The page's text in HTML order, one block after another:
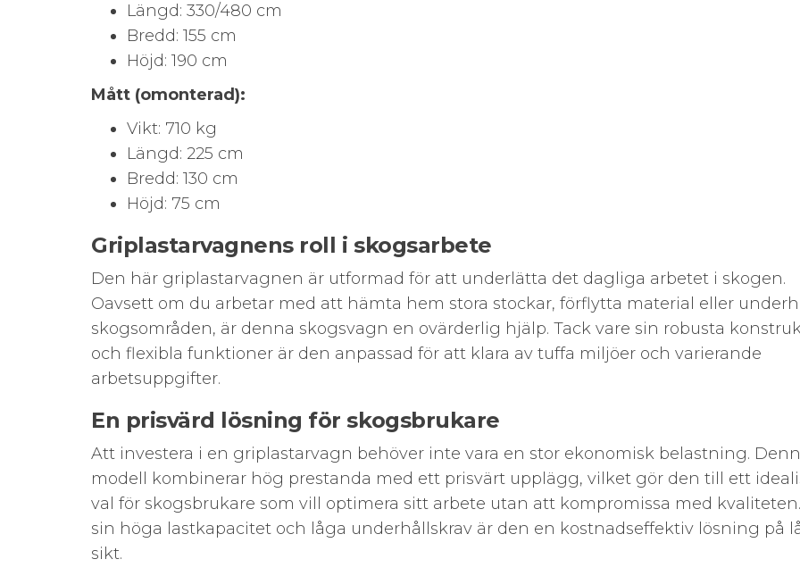
Längd: 330/480 cm
Bredd: 155 cm
Höjd: 190 cm
Mått (omonterad):
Vikt: 710 kg
Längd: 225 cm
Bredd: 130 cm
Höjd: 75 cm
Griplastarvagnens roll i skogsarbete
Den här griplastarvagnen är utformad för att underlätta det dagliga arbetet i skogen.
Oavsett om du arbetar med att hämta hem stora stockar, förflytta material eller
skogsområden, är denna skogsvagn en ovärderlig hjälp. Tack vare sin robusta
och flexibla funktioner är den anpassad för att klara av tuffa miljöer och varierande
arbetsuppgifter.
En prisvärd lösning för skogsbrukare
Att investera i en griplastarvagn behöver inte vara en stor ekonomisk belastning.
modell kombinerar hög prestanda med ett prisvärt upplägg, vilket gör den till ett
val för skogsbrukare som vill optimera sitt arbete utan att kompromissa med
sin höga lastkapacitet och låga underhållskrav är den en kostnadseffektiv lösning på
sikt.